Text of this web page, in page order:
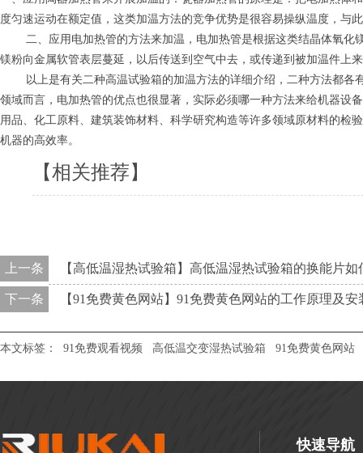
度匀速运动在额定值，这类加温方法的竞争优势是很容易操纵温度，与
二、应用电加热管的方法来加温，电加热管是根据这类结晶体氧化
镁粉向金属软管表层蔓延，以后传送到空气中去，或传递到被加温件上
以上是有关二种高温试验箱的加温方法的详细介绍，二种方法都各
领域而言，电加热管的优点也很显著，实际必须哪一种方法来给机器设
用品、化工原料、建筑装饰材料、科学研究构造等许多领域原材料的检
机器的高效率。
【相关推荐】
上一条 【高低温湿热试验箱】高低温湿热试验箱的换能片如
下一条 【91免费黄色网站】91免费黄色网站的工作原理及
本文标签： 91免费观看视频 高低温交变湿热试验箱 91免费黄色网站
快速导航